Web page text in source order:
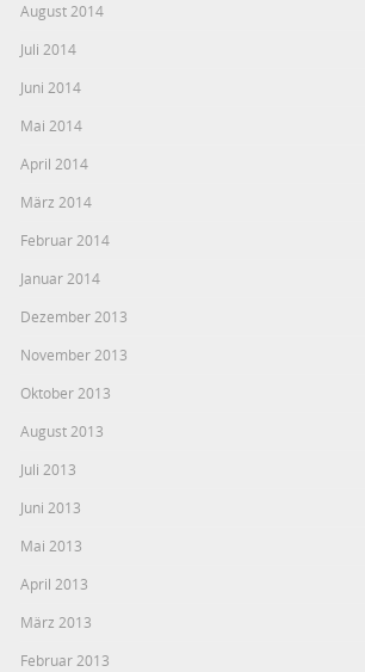
August 2014
Juli 2014
Juni 2014
Mai 2014
April 2014
März 2014
Februar 2014
Januar 2014
Dezember 2013
November 2013
Oktober 2013
August 2013
Juli 2013
Juni 2013
Mai 2013
April 2013
März 2013
Februar 2013